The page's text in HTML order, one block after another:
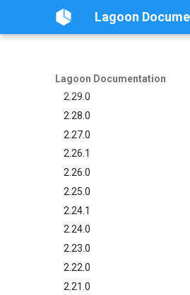
Lagoon
Lagoon Documentation
Python
PostgreSQL
Ruby
Solr
Redis
Valkey
Varnish
Deprecated Images
PHP-cli
Redis
Varnish
Drush 9
自動更新
概要
Rubyベース
概要
その他
LagoonでのXdebugの設定
カスタムタスク
Blackfire
ロギング
GraphQLによるクエリ
Lagoonユーザーの作成
グループの追加
Lagoonのロギング
OpenDistro
ログコンセントレーター
Lagoonのバックアップ
Lagoonのファイル
GitLab
更新
リリース
Lagoonの例
クライアントライブラリ
2.31.0
2.30.0
2.29.1
2.29.0
2.28.0
2.27.0
2.26.1
2.26.0
2.25.0
2.24.1
2.24.0
2.23.0
2.22.0
2.21.0